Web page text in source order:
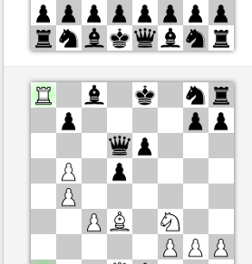
Wit
xxLuckyJFxx (1486)
Zwart
joske (1668)
Speelduur: 9 minutes/side + 0 seconds/
Partij telt mee voor de ranglijst